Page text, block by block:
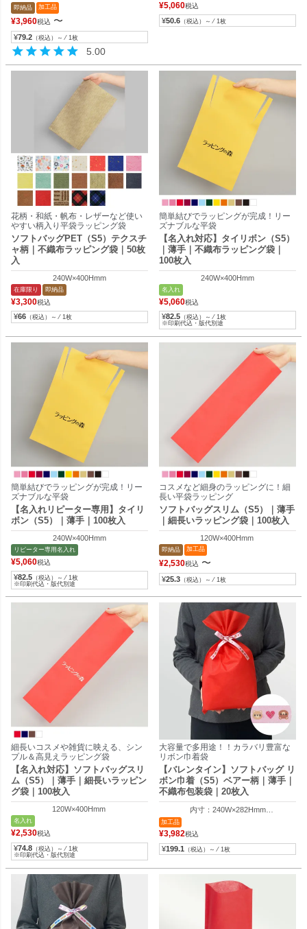
外寸：240W×400Hmm
即納品 加工品
¥3,960税込 〜
¥79.2 （税込）～ ⁄ 1枚
5.00
¥5,060税込
¥50.6 （税込）～ ⁄ 1枚
花柄・和紙・帆布・レザーなど使い
やすい柄入り平袋ラッピング袋
ソフトバッグPET（S5）テクスチ
ャ柄｜不織布ラッピング袋｜50枚
入
240W×400Hmm
在庫限り 即納品
¥3,300税込
¥66 （税込）～ ⁄ 1枚
簡単結びでラッピングが完成！リー
ズナブルな平袋
【名入れ対応】タイリボン（S5）
｜薄手｜不織布ラッピング袋｜
100枚入
240W×400Hmm
名入れ
¥5,060税込
¥82.5 （税込）～ ⁄ 1枚
※印刷代込・版代別途
簡単結びでラッピングが完成！リー
ズナブルな平袋
【名入れリピーター専用】タイリ
ボン（S5）｜薄手｜100枚入
240W×400Hmm
リピーター専用名入れ
¥5,060税込
¥82.5 （税込）～ ⁄ 1枚
※印刷代込・版代別途
コスメなど細身のラッピングに！細
長い平袋ラッピング
ソフトバッグスリム（S5）｜薄手
｜細長いラッピング袋｜100枚入
120W×400Hmm
即納品 加工品
¥2,530税込 〜
¥25.3 （税込）～ ⁄ 1枚
細長いコスメや雑貨に映える、シン
プル＆高見えラッピング袋
【名入れ対応】ソフトバッグスリ
ム（S5）｜薄手｜細長いラッピン
グ袋｜100枚入
120W×400Hmm
名入れ
¥2,530税込
¥74.8 （税込）～ ⁄ 1枚
※印刷代込・版代別途
大容量で多用途！！カラバリ豊富な
リボン巾着袋
【バレンタイン】ソフトバッグ リ
ボン巾着（S5）ベアー柄｜薄手｜
不織布包装袋｜20枚入
内寸：240W×282Hmm
加工品
¥3,982税込
¥199.1 （税込）～ ⁄ 1枚